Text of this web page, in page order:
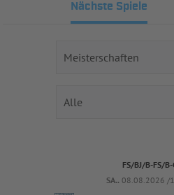
Nächste Spiele
FS/BJ/B-FS/
SA.. 08.08.2026 /